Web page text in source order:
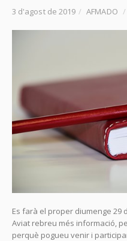
3 d'agost de 2019 / AFMADO /
Es farà el proper diumenge 29
Aviat rebreu més informació,
perquè pogueu venir i participar